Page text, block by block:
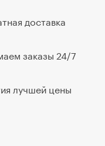
доставка
заказы 24/7
лучшей цены